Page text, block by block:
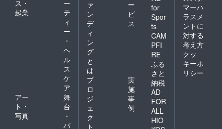
ス・
起業
ー
テ
ィ
ー
・
ヘ
ル
ス
ケ
ア
アー
ト・
写真
舞
台
・
パ
ァ
ン
デ
ィ
ン
グ
と
は
ー
ビ
ス
プ
ロ
ジ
ェ
ク
ト
実
施
事
例
for
Spor
ts
CAM
PFI
RE
ふる
さと
納税
AD
FOR
ALL
HIO
マーハ
ラスメ
ントに
対する
考え方
クッ
キーポ
リシー